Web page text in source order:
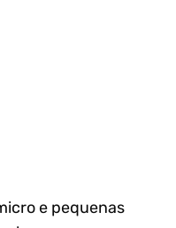
e pequenas